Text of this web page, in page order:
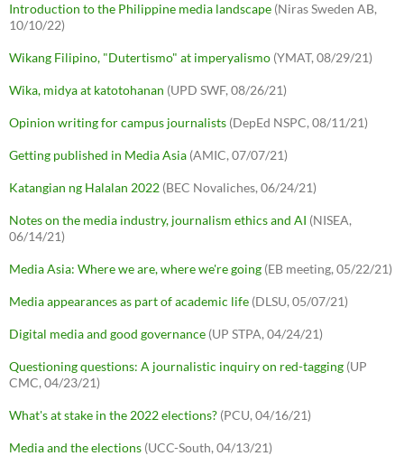
Introduction to the Philippine media landscape (Niras Sweden AB,
10/10/22)
Wikang Filipino, "Dutertismo" at imperyalismo (YMAT, 08/29/21)
Wika, midya at katotohanan (UPD SWF, 08/26/21)
Opinion writing for campus journalists (DepEd NSPC, 08/11/21)
Getting published in Media Asia (AMIC, 07/07/21)
Katangian ng Halalan 2022 (BEC Novaliches, 06/24/21)
Notes on the media industry, journalism ethics and AI (NISEA,
06/14/21)
Media Asia: Where we are, where we're going (EB meeting, 05/22/21)
Media appearances as part of academic life (DLSU, 05/07/21)
Digital media and good governance (UP STPA, 04/24/21)
Questioning questions: A journalistic inquiry on red-tagging (UP
CMC, 04/23/21)
What's at stake in the 2022 elections? (PCU, 04/16/21)
Media and the elections (UCC-South, 04/13/21)